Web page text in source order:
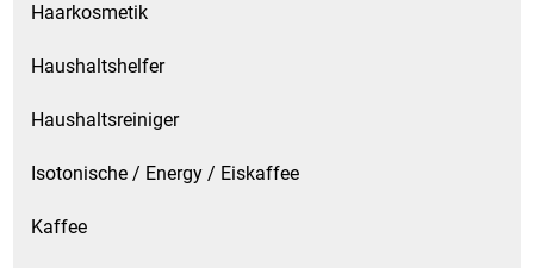
Wurst
Zucker / Süßstoffe
Haarkosmetik
Haushaltshelfer
Haushaltsreiniger
Isotonische / Energy / Eiskaffee
Kaffee